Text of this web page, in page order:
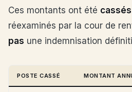
Ces montants ont été cassés
réexaminés par la cour de
pas une indemnisation
POSTE CASSÉ MONTANT